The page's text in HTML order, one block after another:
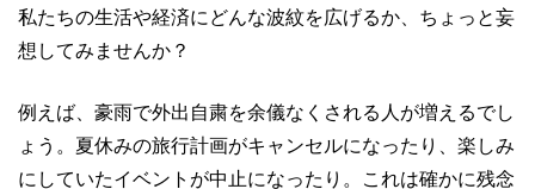
私たちの生活や経済にどんな波紋を広げるか、ちょっと妄
想してみませんか？
例えば、豪雨で外出自粛を余儀なくされる人が増えるでし
ょう。夏休みの旅行計画がキャンセルになったり、楽しみ
にしていたイベントが中止になったり。これは確かに残念